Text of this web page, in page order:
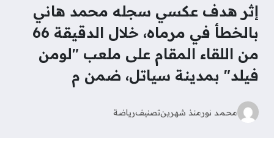
إثر هدف عكسي سجله محمد هاني
بالخطأ في مرماه، خلال الدقيقة 66
من اللقاء المقام على ملعب "لومن
فيلد" بمدينة سياتل، ضمن م
محمد نورمنذ شهرينتصنيفرياضة